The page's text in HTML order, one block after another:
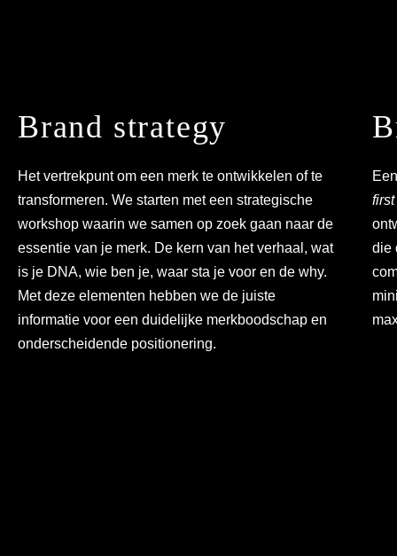
Brand strategy
Het vertrekpunt om een merk te ontwikkelen of te
transformeren. We starten met een strategische
workshop waarin we samen op zoek gaan naar de
essentie van je merk. De kern van het verhaal, wat
is je DNA, wie ben je, waar sta je voor en de why.
Met deze elementen hebben we de juiste
informatie voor een duidelijke merkboodschap en
onderscheidende positionering.
die